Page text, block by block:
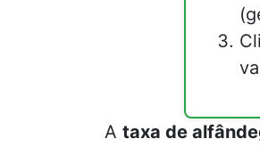
A taxa de